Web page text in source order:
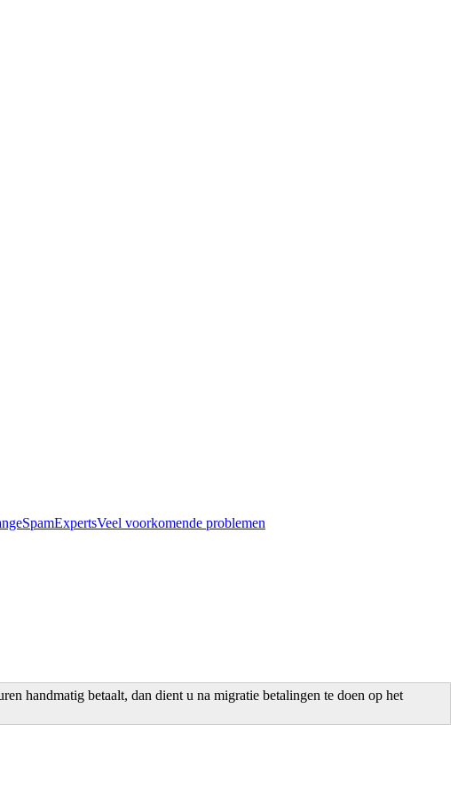
SpamExpertsVeel voorkomende problemen
handmatig betaalt, dan dient u na migratie betalingen te doen op het